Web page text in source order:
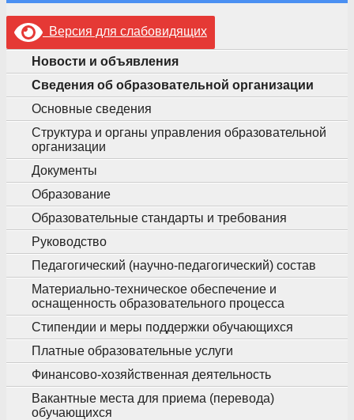
Версия для слабовидящих
Новости и объявления
Сведения об образовательной организации
Основные сведения
Структура и органы управления образовательной
организации
Документы
Образование
Образовательные стандарты и требования
Руководство
Педагогический (научно-педагогический) состав
Материально-техническое обеспечение и
оснащенность образовательного процесса
Стипендии и меры поддержки обучающихся
Платные образовательные услуги
Финансово-хозяйственная деятельность
Вакантные места для приема (перевода)
обучающихся